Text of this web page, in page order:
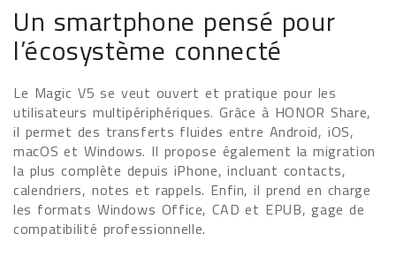
Un smartphone pensé pour
l’écosystème connecté
Le Magic V5 se veut ouvert et pratique pour les
utilisateurs multipériphériques. Grâce à HONOR Share,
il permet des transferts fluides entre Android, iOS,
macOS et Windows. Il propose également la migration
la plus complète depuis iPhone, incluant contacts,
calendriers, notes et rappels. Enfin, il prend en charge
les formats Windows Office, CAD et EPUB, gage de
compatibilité professionnelle.